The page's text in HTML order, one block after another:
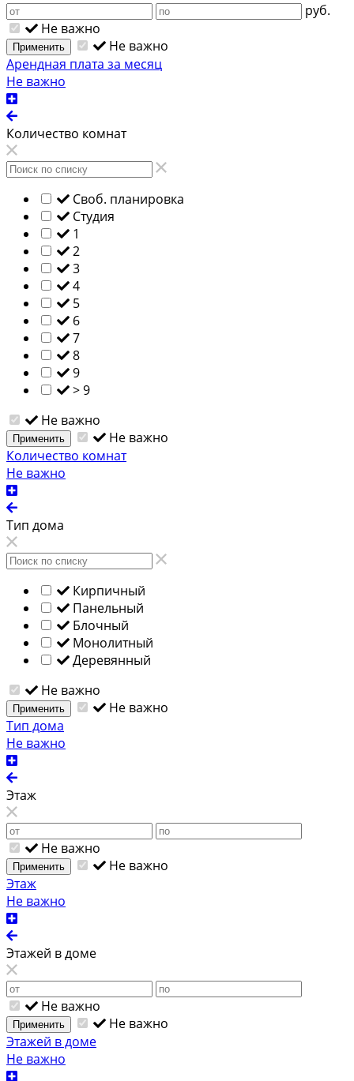
руб.
Не важно
Применить
Не важно
Арендная плата за месяц
Не важно
Количество комнат
Своб. планировка
Студия
1
2
3
4
5
6
7
8
9
> 9
Не важно
Применить
Не важно
Количество комнат
Не важно
Тип дома
Кирпичный
Панельный
Блочный
Монолитный
Деревянный
Не важно
Применить
Не важно
Тип дома
Не важно
Этаж
Не важно
Применить
Не важно
Этаж
Не важно
Этажей в доме
Не важно
Применить
Не важно
Этажей в доме
Не важно